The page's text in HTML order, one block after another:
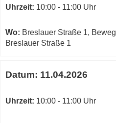
Uhrzeit: 10:00 - 11:00 Uhr
Wo: Breslauer Straße 1,
Breslauer Straße 1
Datum: 11.04.2026
Uhrzeit: 10:00 - 11:00 Uhr